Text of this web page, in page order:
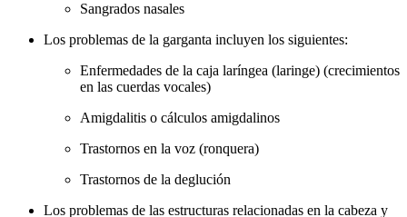
Sangrados nasales
Los problemas de la garganta incluyen los siguientes:
Enfermedades de la caja laríngea (laringe) (crecimientos
en las cuerdas vocales)
Amigdalitis o cálculos amigdalinos
Trastornos en la voz (ronquera)
Trastornos de la deglución
Los problemas de las estructuras relacionadas en la cabeza y